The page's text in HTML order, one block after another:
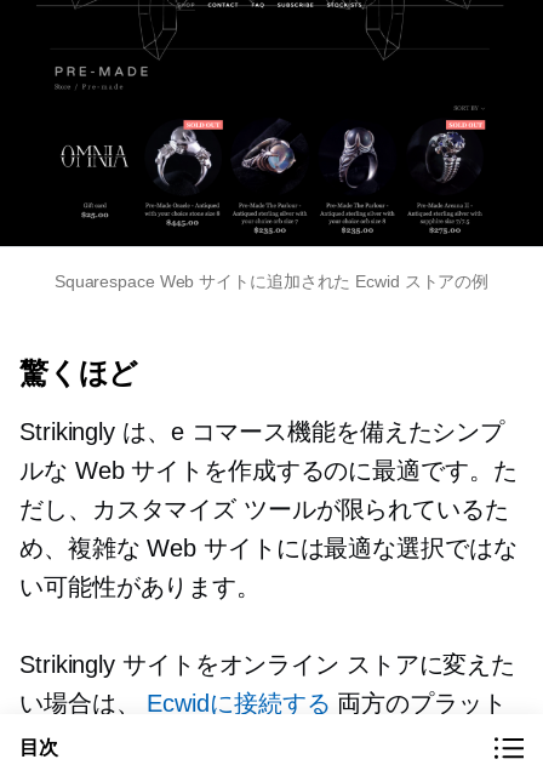
Squarespace Web サイトに追加された Ecwid ストアの例
驚くほど
Strikingly は、e コマース機能を備えたシンプ
ルな Web サイトを作成するのに最適です。た
だし、カスタマイズ ツールが限られているた
め、複雑な Web サイトには最適な選択ではな
い可能性があります。
Strikingly サイトをオンライン ストアに変えた
い場合は、 Ecwidに接続する 両方のプラット
フォームのメリットを享受できます。
目次